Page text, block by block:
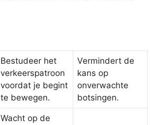
Bestudeer het
verkeerspatroon
voordat je begint
te bewegen.
Vermindert de
kans op
onverwachte
botsingen.
Wacht op de